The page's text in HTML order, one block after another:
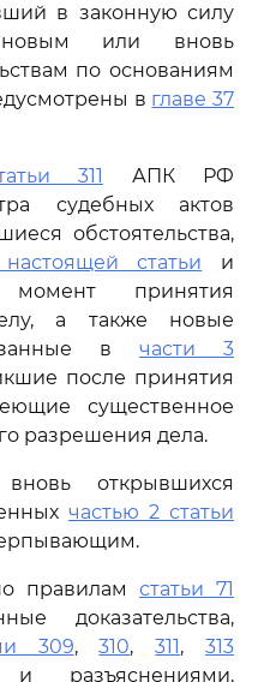
в законную силу
или вновь
по основаниям
в главе 37
311
АПК РФ
судебных актов
обстоятельства,
статьи и
принятия
а также новые
в части 3
после принятия
существенное
разрешения дела.
открывшихся
частью 2 статьи
правилам статьи 71
доказательства,
309,310,311,313
и разъяснениями,